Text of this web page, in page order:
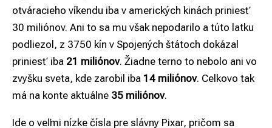
otváracieho víkendu iba v amerických kinách priniesť
30 miliónov. Ani to sa mu však nepodarilo a túto latku
podliezol, z 3750 kín v Spojených štátoch dokázal
priniesť iba 21 miliónov. Žiadne terno to nebolo ani vo
zvyšku sveta, kde zarobil iba 14 miliónov. Celkovo tak
má na konte aktuálne 35 miliónov.
Ide o veľmi nízke čísla pre slávny Pixar, pričom sa